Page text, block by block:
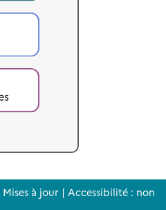
Mises à jour| Accessibilité : non